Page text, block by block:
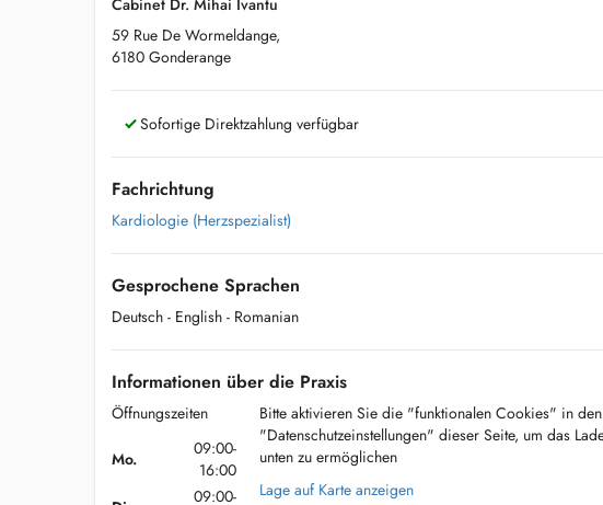
Cabinet Dr. Mihai Ivantu
59 Rue De Wormeldange,
6180 Gonderange
Sofortige Direktzahlung verfügbar
Fachrichtung
Kardiologie (Herzspezialist)
Gesprochene Sprachen
Deutsch - English - Romanian
Informationen über die Praxis
Öffnungszeiten
Mo.
09:00-
16:00
09:00-
Bitte aktivieren Sie die "funktionalen Cookies" in den
"Datenschutzeinstellungen" dieser Seite, um das
unten zu ermöglichen
Lage auf Karte anzeigen